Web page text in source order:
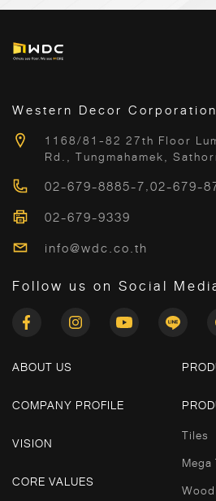
Western Decor
1168/81-82 27th Floor
Rd., Tungmahamek,
02-679-8885-7,02-679-
02-679-9339
info@wdc.co.th
Follow us on Social
ABOUT US
COMPANY PROFILE
VISION
CORE VALUES
Tiles
Mega